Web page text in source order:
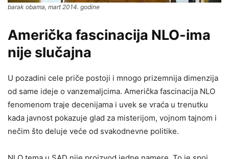
barak obama, mart 2014. godine
Američka fascinacija NLO-ima
nije slučajna
U pozadini cele priče postoji i mnogo prizemnija dimenzija
od same ideje o vanzemaljcima. Američka fascinacija NLO
fenomenom traje decenijama i uvek se vraća u trenutku
kada javnost pokazuje glad za misterijom, vojnom tajnom i
nečim što deluje veće od svakodnevne politike.